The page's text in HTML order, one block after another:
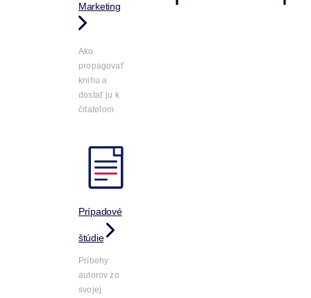
Marketing
Ako
propagovať
knihu a
dostať ju k
čitateľom
Prípadové
štúdie
Príbehy
autorov zo
svojej